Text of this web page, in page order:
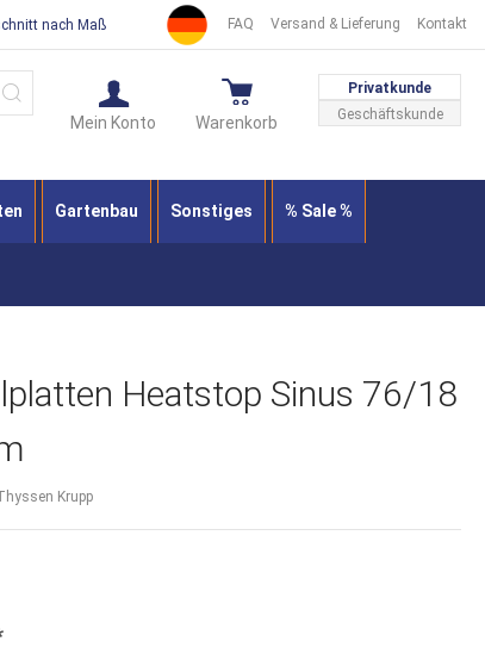
FAQ Versand & Lieferung Kontakt
nach Maß
Privatkunde
Geschäftskunde
Warenkorb
Mein Konto
Gartenbau Sonstiges % Sale %
Heatstop Sinus 76/18
Krupp